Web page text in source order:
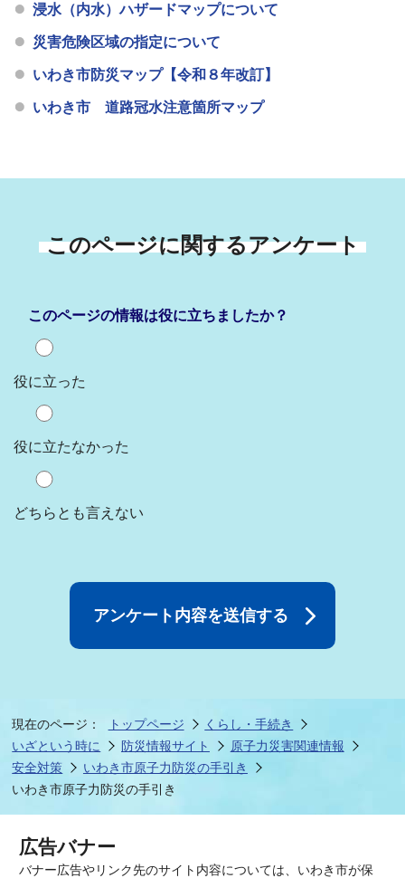
浸水（内水）ハザードマップについて
災害危険区域の指定について
いわき市防災マップ【令和８年改訂】
いわき市 道路冠水注意箇所マップ
このページに関するアンケート
このページの情報は役に立ちましたか？
役に立った
役に立たなかった
どちらとも言えない
現在のページ： トップページ
くらし・手続き
いざという時に
防災情報サイト
原子力災害関連情報
安全対策
いわき市原子力防災の手引き
いわき市原子力防災の手引き
広告バナー
バナー広告やリンク先のサイト内容については、いわき市が保